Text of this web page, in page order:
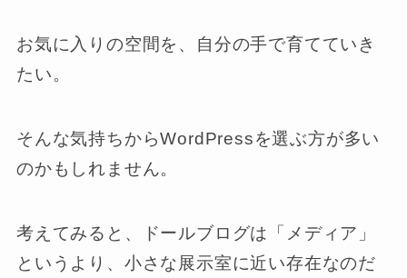
お気に入りの空間を、自分の手で育てていき
たい。
そんな気持ちからWordPressを選ぶ方が多い
のかもしれません。
考えてみると、ドールブログは「メディア」
というより、小さな展示室に近い存在なのだ